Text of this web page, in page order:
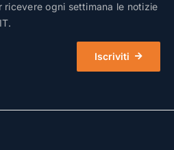
ogni settimana le notizie
Iscriviti